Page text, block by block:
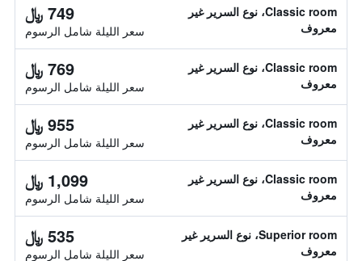
Classic room، نوع السرير غير
معروف
749 ﷼
سعر الليلة شامل الرسوم
Classic room، نوع السرير غير
معروف
769 ﷼
سعر الليلة شامل الرسوم
Classic room، نوع السرير غير
معروف
955 ﷼
سعر الليلة شامل الرسوم
Classic room، نوع السرير غير
معروف
1,099 ﷼
سعر الليلة شامل الرسوم
Superior room، نوع السرير غير
معروف
535 ﷼
سعر الليلة شامل الرسوم